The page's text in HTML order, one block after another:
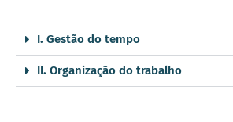
I. Gestão do tempo
II. Organização do trabalho